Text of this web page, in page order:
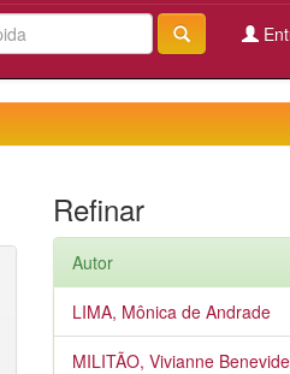
Refinar
Autor
LIMA, Mônica de Andrade
MILITÃO, Vivianne